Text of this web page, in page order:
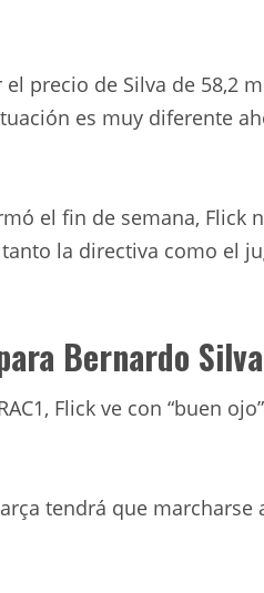
precio de Silva de 58,2
es muy diferente
el fin de semana, Flick
la directiva como el
Bernardo
Flick ve con “buen
tendrá que